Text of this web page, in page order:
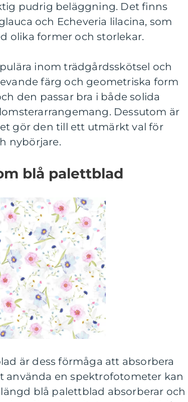
pudrig beläggning. Det finns
och Echeveria lilacina, som
olika former och storlekar.
inom trädgårdsskötsel och
färg och geometriska form
den passar bra i både solida
Dessutom är
gör den till ett utmärkt val för
nybörjare.
blå palettblad
är dess förmåga att absorbera
använda en spektrofotometer kan
blå palettblad absorberar och